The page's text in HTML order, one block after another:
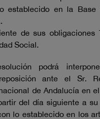
establecido en la Base
de sus obligaciones
Social.
podrá
ante el Sr.
de Andalucía en
del día siguiente a
lo establecido en los